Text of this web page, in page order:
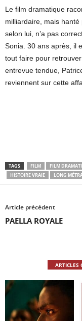
Le film dramatique
milliardaire, mais
selon lui, n’a pas
Sonia. 30 ans après, il
tout faire pour
entrevue tendue,
reviennent sur cette
TAGS FILM FILM
HISTOIRE VRAIE
LONG
Article précédent
PAELLA ROYALE
ARTICLES